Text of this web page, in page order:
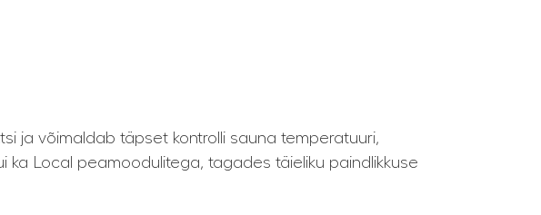
ja võimaldab täpset kontrolli sauna temperatuuri,
ka Local peamoodulitega, tagades täieliku paindlikkuse